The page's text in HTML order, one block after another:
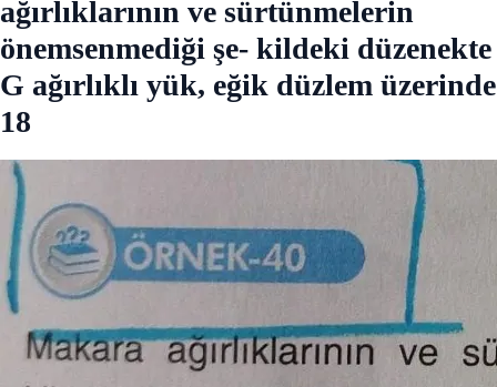
ağırlıklarının ve sürtünmelerin
önemsenmediği şe- kildeki düzenekte
G ağırlıklı yük, eğik düzlem üzerinde
18